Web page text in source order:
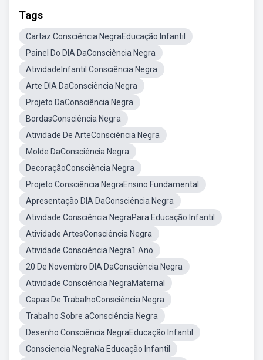
Tags
Cartaz Consciência NegraEducação Infantil
Painel Do DIA DaConsciência Negra
AtividadeInfantil Consciência Negra
Arte DIA DaConsciência Negra
Projeto DaConsciência Negra
BordasConsciência Negra
Atividade De ArteConsciência Negra
Molde DaConsciência Negra
DecoraçãoConsciência Negra
Projeto Consciência NegraEnsino Fundamental
Apresentação DIA DaConsciência Negra
Atividade Consciência NegraPara Educação Infantil
Atividade ArtesConsciência Negra
Atividade Consciência Negra1 Ano
20 De Novembro DIA DaConsciência Negra
Atividade Consciência NegraMaternal
Capas De TrabalhoConsciência Negra
Trabalho Sobre aConsciência Negra
Desenho Consciência NegraEducação Infantil
Consciencia NegraNa Educação Infantil